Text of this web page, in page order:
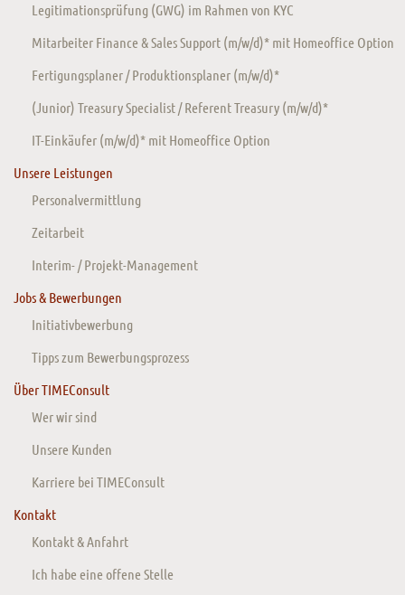
Legitimationsprüfung (GWG) im Rahmen von KYC
Mitarbeiter Finance & Sales Support (m/w/d)* mit Homeoffice Option
Fertigungsplaner / Produktionsplaner (m/w/d)*
(Junior) Treasury Specialist / Referent Treasury (m/w/d)*
IT-Einkäufer (m/w/d)* mit Homeoffice Option
Unsere Leistungen
Personalvermittlung
Zeitarbeit
Interim- / Projekt-Management
Jobs & Bewerbungen
Initiativbewerbung
Tipps zum Bewerbungsprozess
Über TIMEConsult
Wer wir sind
Unsere Kunden
Karriere bei TIMEConsult
Kontakt
Kontakt & Anfahrt
Ich habe eine offene Stelle